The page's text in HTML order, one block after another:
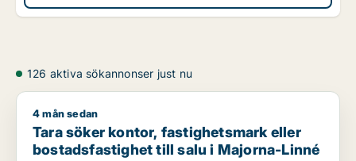
126 aktiva sökannonser just nu
Tara söker kontor, fastighetsmark eller bostadsfastighet till
4 mån sedan
Tara söker kontor, fastighetsmark eller
bostadsfastighet till salu i Majorna-Linné